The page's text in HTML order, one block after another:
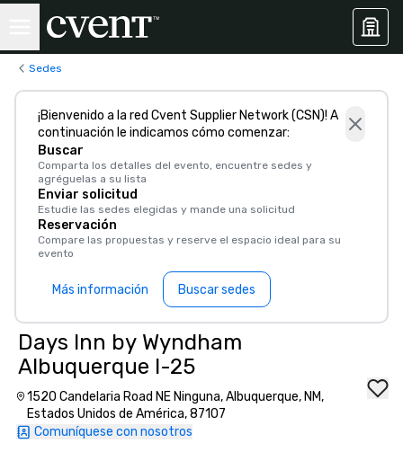
Sedes
¡Bienvenido a la red Cvent Supplier Network (CSN)! A
continuación le indicamos cómo comenzar:
Buscar
Comparta los detalles del evento, encuentre sedes y
agréguelas a su lista
Enviar solicitud
Estudie las sedes elegidas y mande una solicitud
Reservación
Compare las propuestas y reserve el espacio ideal para su
evento
Más información Buscar sedes
Days Inn by Wyndham
Albuquerque I-25
1520 Candelaria Road NE Ninguna, Albuquerque, NM,
Estados Unidos de América, 87107
Comuníquese con nosotros